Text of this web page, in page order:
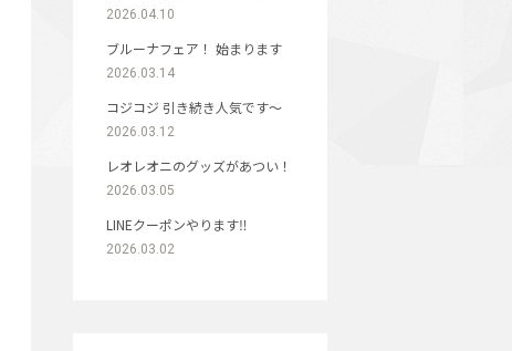
2026.04.10
ブルーナフェア！ 始まります
2026.03.14
コジコジ 引き続き人気です〜
2026.03.12
レオレオニのグッズがあつい！
2026.03.05
LINEクーポンやります‼︎
2026.03.02